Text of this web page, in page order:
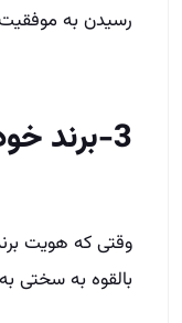
رسیدن به
3-برند خود را گسترش دهید
وقتی که هویت
بالقوه به سختی